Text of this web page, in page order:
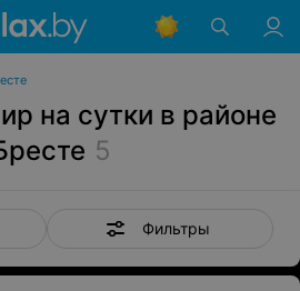
на сутки в районе
5
Фильтры